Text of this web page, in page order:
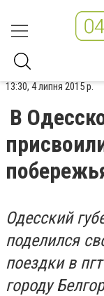
13:30, 4 липня 2015 р.
В
Одесский
поделился
поездки в
городу